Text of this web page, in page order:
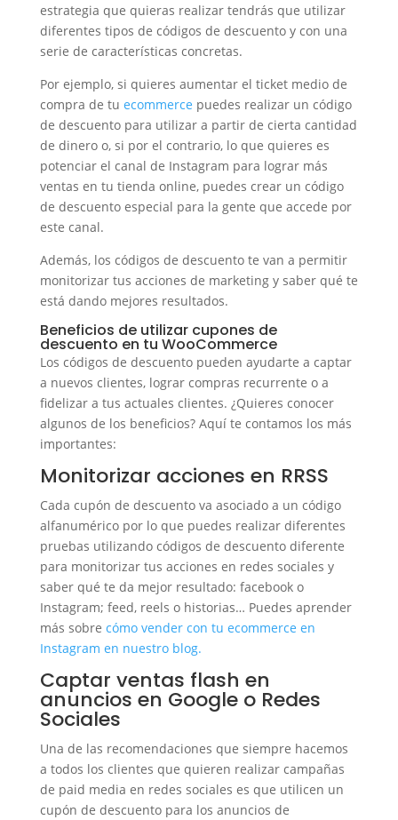
estrategia que quieras realizar tendrás que utilizar
diferentes tipos de códigos de descuento y con una
serie de características concretas.
Por ejemplo, si quieres aumentar el ticket medio de
compra de tu ecommerce puedes realizar un código
de descuento para utilizar a partir de cierta cantidad
de dinero o, si por el contrario, lo que quieres es
potenciar el canal de Instagram para lograr más
ventas en tu tienda online, puedes crear un código
de descuento especial para la gente que accede por
este canal.
Además, los códigos de descuento te van a permitir
monitorizar tus acciones de marketing y saber qué te
está dando mejores resultados.
Beneficios de utilizar cupones de
descuento en tu WooCommerce
Los códigos de descuento pueden ayudarte a captar
a nuevos clientes, lograr compras recurrente o a
fidelizar a tus actuales clientes. ¿Quieres conocer
algunos de los beneficios? Aquí te contamos los más
importantes:
Monitorizar acciones en RRSS
Cada cupón de descuento va asociado a un código
alfanumérico por lo que puedes realizar diferentes
pruebas utilizando códigos de descuento diferente
para monitorizar tus acciones en redes sociales y
saber qué te da mejor resultado: facebook o
Instagram; feed, reels o historias… Puedes aprender
más sobre cómo vender con tu ecommerce en
Instagram en nuestro blog.
Captar ventas flash en
anuncios en Google o Redes
Sociales
Una de las recomendaciones que siempre hacemos
a todos los clientes que quieren realizar campañas
de paid media en redes sociales es que utilicen un
cupón de descuento para los anuncios de